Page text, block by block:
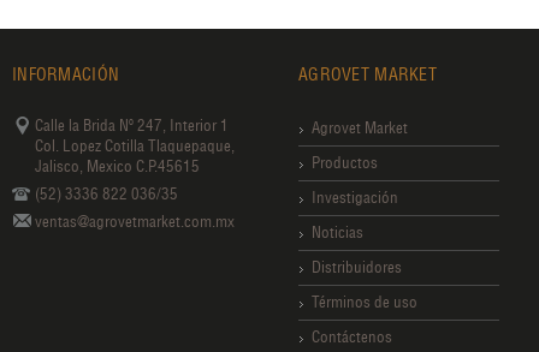
INFORMACIÓN
Calle la Brida Nº 247, Interior 1
Col. Lopez Cotilla Tlaquepaque,
Jalisco, Mexico C.P.45615
(52) 3336 822 036/35
ventas@agrovetmarket.com.mx
AGROVET MARKET
Agrovet Market
Productos
Investigación
Noticias
Distribuidores
Términos de uso
Contáctenos